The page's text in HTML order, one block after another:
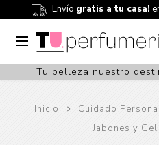
Envío gratis a tu casa!
Tu belleza nuestro
Inicio Cuidado
Jabones y